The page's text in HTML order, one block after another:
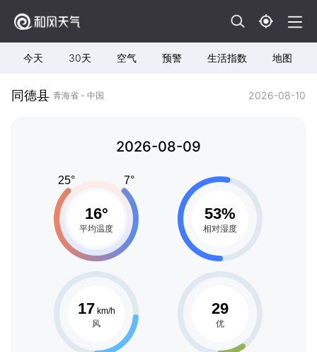
今天 30天 空气 预警 生活指数 地图
同德县 青海省 - 中国 2026-08-10
2026-08-09